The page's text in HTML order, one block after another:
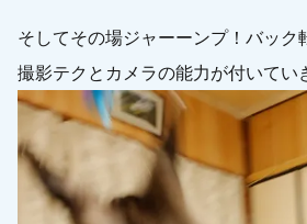
そしてその場ジャーーンプ！バッ
撮影テクとカメラの能力が付いてい